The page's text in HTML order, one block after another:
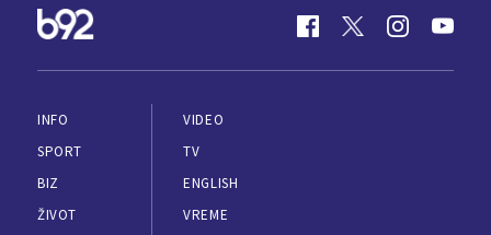
INFO
SPORT
BIZ
ŽIVOT
VIDEO
TV
ENGLISH
VREME